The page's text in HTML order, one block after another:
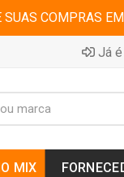
SUAS COMPRAS
Já
MIX